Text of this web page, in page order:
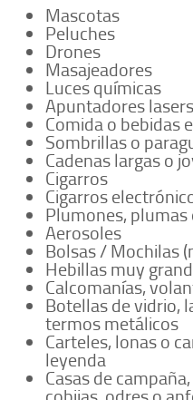
Mascotas
Peluches
Drones
Masajeadores
Luces químicas
Apuntadores lasers
Comida o bebidas
Sombrillas o
Cadenas largas o
Cigarros
Cigarros
Plumones,
Aerosoles
Bolsas / Mochilas
Hebillas muy
Calcomanías,
Botellas de vidrio,
termos metálicos
Carteles, lonas o
leyenda
Casas de